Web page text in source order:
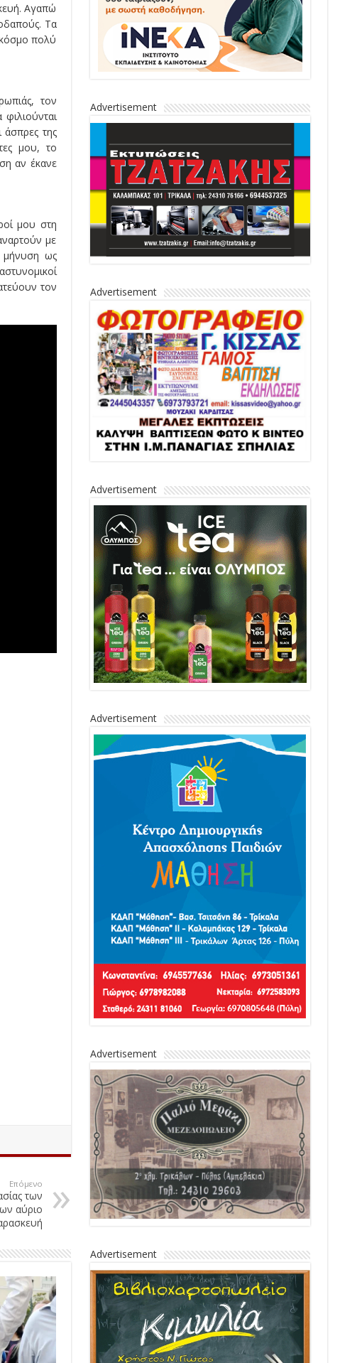
Αγαπώ
Τα
πολύ
τον
άσπρες της
μου, το
αν έκανε
μου στη
με
μήνυση ως
τον
Επόμενο
των
αύριο
Advertisement
Advertisement
Advertisement
Advertisement
Advertisement
Advertisement